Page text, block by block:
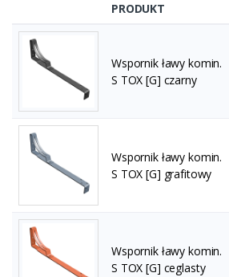
PRODUKT
Wspornik ławy komin.
S TOX [G] czarny
Wspornik ławy komin.
S TOX [G] grafitowy
Wspornik ławy komin.
S TOX [G] ceglasty